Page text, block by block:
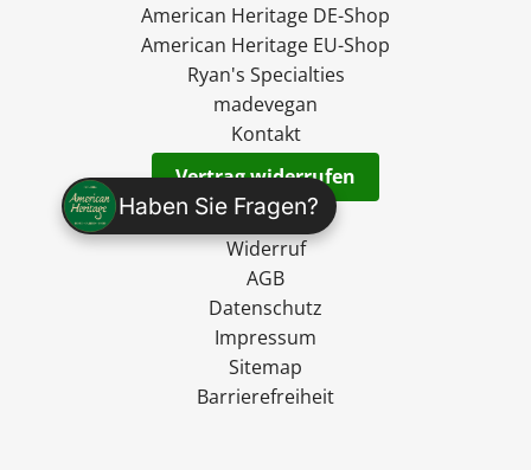
Haben Sie Fragen?
American Heritage DE-Shop
American Heritage EU-Shop
Ryan's Specialties
madevegan
Kontakt
Vertrag widerrufen
Versand
Widerruf
AGB
Datenschutz
Impressum
Sitemap
Barrierefreiheit